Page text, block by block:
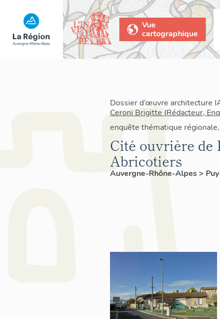
Vue
cartographique
Dossier d’œuvre architecture
Ceroni Brigitte (Rédacteur,
enquête thématique
Cité ouvrière de
Abricotiers
Auvergne-Rhône-Alpes>